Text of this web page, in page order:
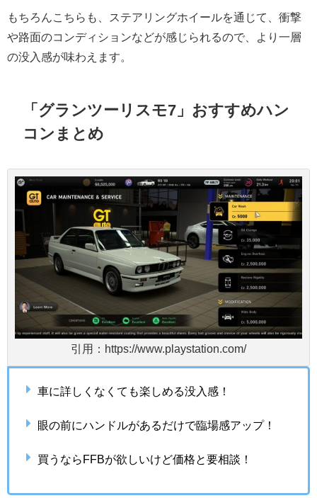
もちろんこちらも、ステアリングホイールを通じて、衝撃
や路面のコンディションなどが感じられるので、より一層
の没入感が味わえます。
「グランツーリスモ7」おすすめハン
コンまとめ
引用：https://www.playstation.com/
車に詳しくなくても楽しめる没入感！
眼の前にハンドルがあるだけで臨場感アップ！
買うならFFBが欲しいけど価格と要相談！